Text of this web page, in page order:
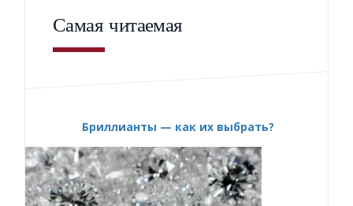
Самая читаемая
Бриллианты — как их выбрать?